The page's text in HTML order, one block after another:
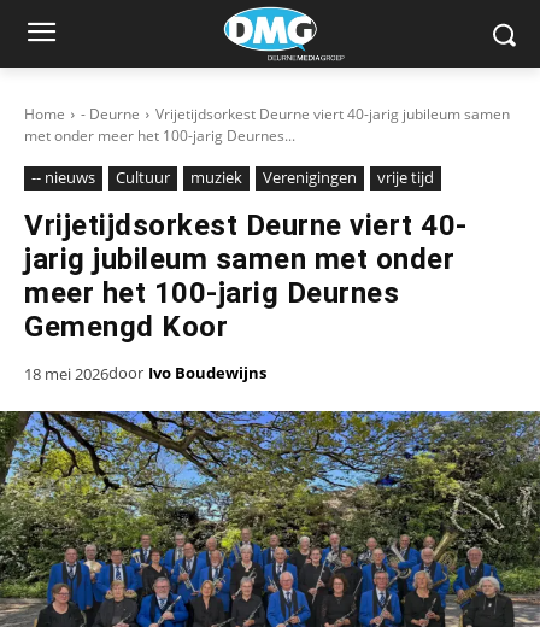
Home - Deurne
Vrijetijdsorkest Deurne viert 40-jarig jubileum samen
met onder meer het 100-jarig Deurnes...
-- nieuws Cultuur muziek Verenigingen vrije tijd
Vrijetijdsorkest Deurne viert 40-
jarig jubileum samen met onder
meer het 100-jarig Deurnes
Gemengd Koor
18 mei 2026door Ivo Boudewijns